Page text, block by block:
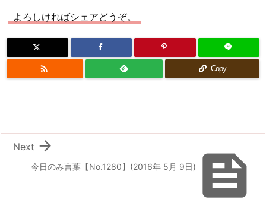
よろしければシェアどうぞ。
 Copy

今日のみ言葉【No.1280】(2016年 5月 9日)

Next